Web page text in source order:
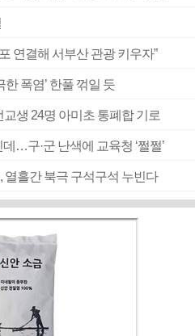
연결해 서부산 관광 키우자”
폭염’ 한풀 꺾일 듯
생 24명 아미초 통폐합 기로
…구·군 난색에 교육청 ‘쩔쩔’
열흘간 북극 구석구석 누빈다